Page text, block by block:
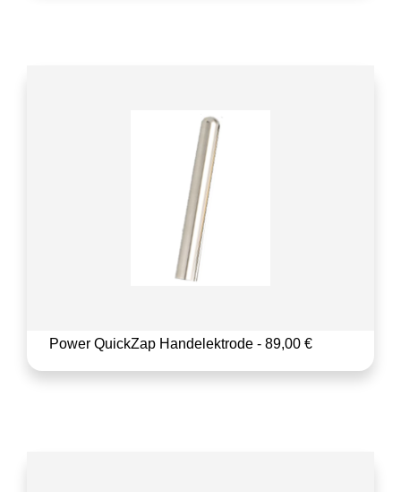
Power QuickZap Handelektrode - 89,00 €